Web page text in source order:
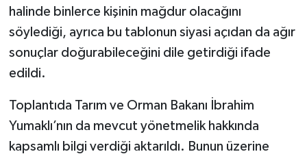
halinde binlerce kişinin mağdur olacağını
söylediği, ayrıca bu tablonun siyasi açıdan da ağır
sonuçlar doğurabileceğini dile getirdiği ifade
edildi.
Toplantıda Tarım ve Orman Bakanı İbrahim
Yumaklı’nın da mevcut yönetmelik hakkında
kapsamlı bilgi verdiği aktarıldı. Bunun üzerine